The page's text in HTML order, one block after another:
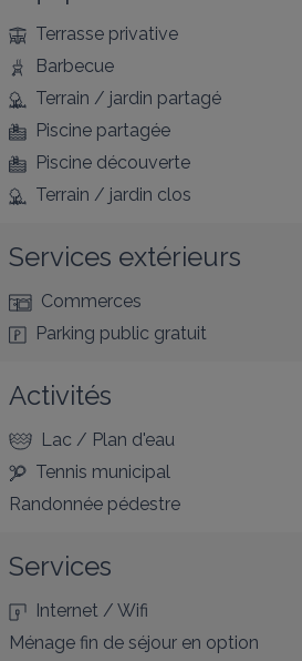
Terrasse privative
Barbecue
Terrain / jardin partagé
Piscine partagée
Piscine découverte
Terrain / jardin clos
Services extérieurs
Commerces
Parking public gratuit
Activités
Lac / Plan d'eau
Tennis municipal
Randonnée pédestre
Services
Internet / Wifi
Ménage fin de séjour en option